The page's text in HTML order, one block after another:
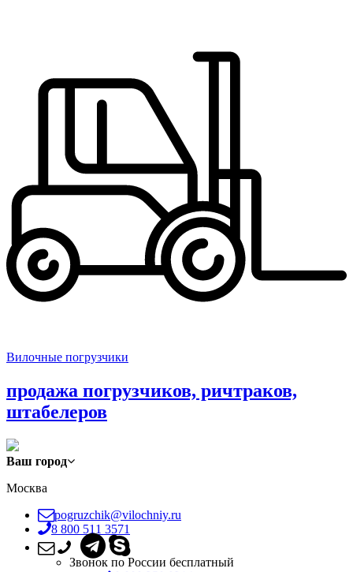
Вилочные погрузчики
продажа погрузчиков, ричтраков,
штабелеров
Ваш город
Москва
pogruzchik@vilochniy.ru
8 800 511 3571
Звонок по России бесплатный